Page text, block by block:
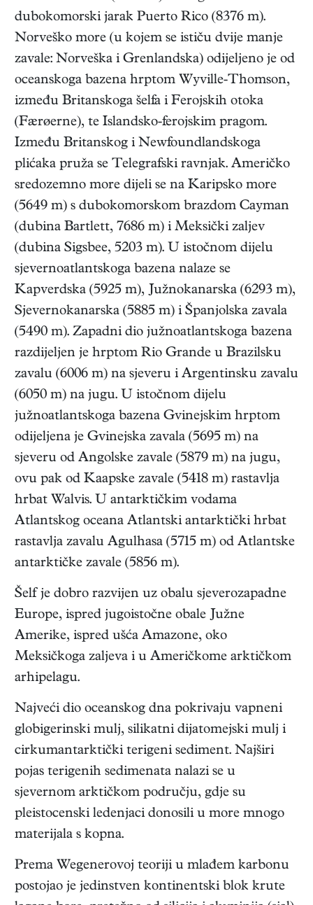
dubokomorski jarak Puerto Rico (8376 m).
Norveško more (u kojem se ističu dvije manje
zavale: Norveška i Grenlandska) odijeljeno je od
oceanskoga bazena hrptom Wyville-Thomson,
između Britanskoga šelfa i Ferojskih otoka
(Færøerne), te Islandsko-ferojskim pragom.
Između Britanskog i Newfoundlandskoga
plićaka pruža se Telegrafski ravnjak. Američko
sredozemno more dijeli se na Karipsko more
(5649 m) s dubokomorskom brazdom Cayman
(dubina Bartlett, 7686 m) i Meksički zaljev
(dubina Sigsbee, 5203 m). U istočnom dijelu
sjevernoatlantskoga bazena nalaze se
Kapverdska (5925 m), Južnokanarska (6293 m),
Sjevernokanarska (5885 m) i Španjolska zavala
(5490 m). Zapadni dio južnoatlantskoga bazena
razdijeljen je hrptom Rio Grande u Brazilsku
zavalu (6006 m) na sjeveru i Argentinsku zavalu
(6050 m) na jugu. U istočnom dijelu
južnoatlantskoga bazena Gvinejskim hrptom
odijeljena je Gvinejska zavala (5695 m) na
sjeveru od Angolske zavale (5879 m) na jugu,
ovu pak od Kaapske zavale (5418 m) rastavlja
hrbat Walvis. U antarktičkim vodama
Atlantskog oceana Atlantski antarktički hrbat
rastavlja zavalu Agulhasa (5715 m) od Atlantske
antarktičke zavale (5856 m).
Šelf je dobro razvijen uz obalu sjeverozapadne
Europe, ispred jugoistočne obale Južne
Amerike, ispred ušća Amazone, oko
Meksičkoga zaljeva i u Američkome arktičkom
arhipelagu.
Najveći dio oceanskog dna pokrivaju vapneni
globigerinski mulj, silikatni dijatomejski mulj i
cirkumantarktički terigeni sediment. Najširi
pojas terigenih sedimenata nalazi se u
sjevernom arktičkom području, gdje su
pleistocenski ledenjaci donosili u more mnogo
materijala s kopna.
Prema Wegenerovoj teoriji u mlađem karbonu
postojao je jedinstven kontinentski blok krute